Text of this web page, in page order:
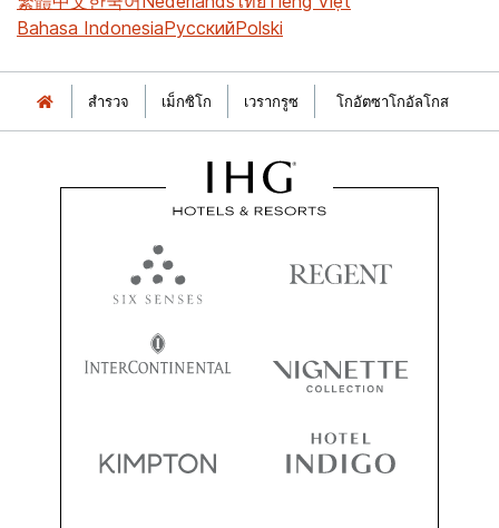
Bahasa IndonesiaРусскийPolski
สำรวจ เม็กซิโก เวรากรูซ โกอัตซาโกอัลโกส